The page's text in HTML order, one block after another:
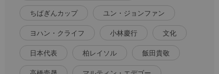
ちばぎんカップ ユン・ジョンファン
ヨハン・クライフ 小林慶行 文化
日本代表 柏レイソル 飯田貴敬